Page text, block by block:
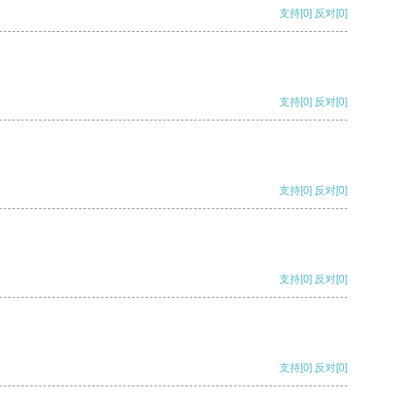
支持[0] 反对[0]
支持[0] 反对[0]
支持[0] 反对[0]
支持[0] 反对[0]
支持[0] 反对[0]